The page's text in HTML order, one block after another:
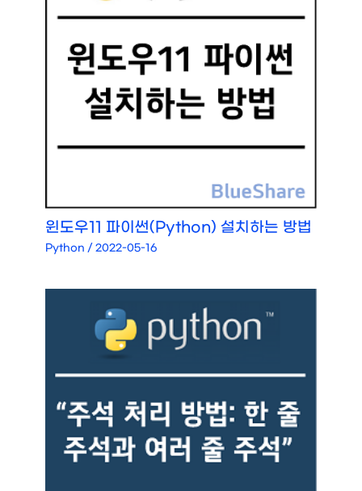
윈도우11 파이썬(Python) 설치하는 방법
Python /2022-05-16